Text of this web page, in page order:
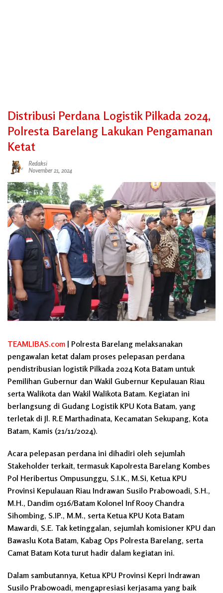
Distribusi Perdana Logistik Pilkada 2024,
Polresta Barelang Lakukan Pengamanan
Ketat
Redaksi
November 21, 2024
TEAMLIBAS.com | Polresta Barelang melaksanakan
pengawalan ketat dalam proses pelepasan perdana
pendistribusian logistik Pilkada 2024 Kota Batam untuk
Pemilihan Gubernur dan Wakil Gubernur Kepulauan Riau
serta Walikota dan Wakil Walikota Batam. Kegiatan ini
berlangsung di Gudang Logistik KPU Kota Batam, yang
terletak di Jl. R.E Marthadinata, Kecamatan Sekupang, Kota
Batam, Kamis (21/11/2024).
Acara pelepasan perdana ini dihadiri oleh sejumlah
Stakeholder terkait, termasuk Kapolresta Barelang Kombes
Pol Heribertus Ompusunggu, S.I.K., M.Si, Ketua KPU
Provinsi Kepulauan Riau Indrawan Susilo Prabowoadi, S.H.,
M.H., Dandim 0316/Batam Kolonel Inf Rooy Chandra
Sihombing, S.IP., M.M., serta Ketua KPU Kota Batam
Mawardi, S.E. Tak ketinggalan, sejumlah komisioner KPU dan
Bawaslu Kota Batam, Kabag Ops Polresta Barelang, serta
Camat Batam Kota turut hadir dalam kegiatan ini.
Dalam sambutannya, Ketua KPU Provinsi Kepri Indrawan
Susilo Prabowoadi, mengapresiasi kerjasama yang baik